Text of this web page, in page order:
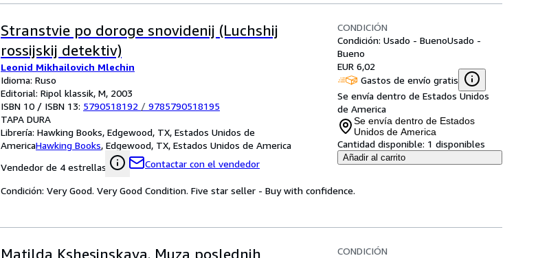
Stranstvie po doroge snovidenij (Luchshij
rossijskij detektiv)
Leonid Mikhailovich Mlechin
Idioma: Ruso
Editorial: Ripol klassik, M, 2003
ISBN 10 / ISBN 13: 5790518192 / 9785790518195
TAPA DURA
Librería: Hawking Books, Edgewood, TX, Estados Unidos de
AmericaHawking Books, Edgewood, TX, Estados Unidos de America
Vendedor de 4 estrellas
Contactar con el vendedor
CONDICIÓN
Condición: Usado - BuenoUsado -
Bueno
EUR 6,02
Gastos de envío gratis
Se envía dentro de Estados Unidos
de America
Se envía dentro de Estados
Unidos de America
Cantidad disponible: 1 disponibles
Añadir al carrito
Condición: Very Good. Very Good Condition. Five star seller - Buy with confidence.
Matilda Kshesinskaya. Muza poslednih
CONDICIÓN